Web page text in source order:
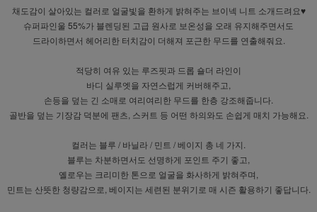
채도감이 살아있는 컬러로 얼굴빛을 환하게 밝혀주는 브이넥 니트 소개드려요♥
슈퍼파인울 55%가 블렌딩된 고급 원사로 보온성을 오래 유지해주면서도
드라이하면서 헤어리한 터치감이 더해져 포근한 무드를 연출해줘요.
적당히 여유 있는 루즈핏과 드롭 숄더 라인이
바디 실루엣을 자연스럽게 커버해주고,
손등을 덮는 긴 소매로 여리여리한 무드를 한층 강조해줍니다.
골반을 덮는 기장감 덕분에 팬츠, 스커트 등 어떤 하의와도 손쉽게 매치 가능해요.
컬러는 블루 / 바닐라 / 민트 / 베이지 총 네 가지.
블루는 차분하면서도 선명하게 포인트 주기 좋고,
옐로우는 크리미한 톤으로 얼굴을 화사하게 밝혀주며,
민트는 산뜻한 청량감으로, 베이지는 세련된 분위기로 매 시즌 활용하기 좋답니다.